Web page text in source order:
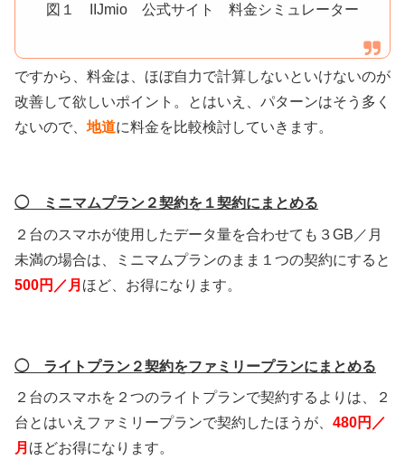
図１ IIJmio 公式サイト 料金シミュレーター
ですから、料金は、ほぼ自力で計算しないといけないのが
改善して欲しいポイント。とはいえ、パターンはそう多く
ないので、 地道に料金を比較検討していきます。
◯ ミニマムプラン２契約を１契約にまとめる
２台のスマホが使用したデータ量を合わせても３GB／月
未満の場合は、ミニマムプランのまま１つの契約にすると
500円／月 ほど、お得になります。
◯ ライトプラン２契約をファミリープランにまとめる
２台のスマホを２つのライトプランで契約するよりは、２
台とはいえファミリープランで契約したほうが、 480円／
月 ほどお得になります。